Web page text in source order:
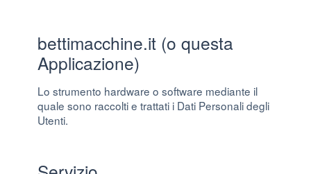
bettimacchine.it (o questa
Applicazione)
Lo strumento hardware o software mediante il
quale sono raccolti e trattati i Dati Personali degli
Utenti.